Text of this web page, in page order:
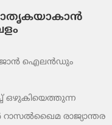
ഐലൻഡും
ഒഴുകിയെത്തുന്ന
രാജ്യാന്തര